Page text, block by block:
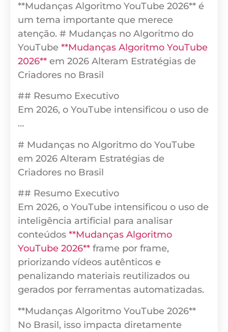
**Mudanças Algoritmo YouTube 2026** é
um tema importante que merece
atenção. # Mudanças no Algoritmo do
YouTube **Mudanças Algoritmo YouTube
2026** em 2026 Alteram Estratégias de
Criadores no Brasil
## Resumo Executivo
Em 2026, o YouTube intensificou o uso de
…
# Mudanças no Algoritmo do YouTube
em 2026 Alteram Estratégias de
Criadores no Brasil
## Resumo Executivo
Em 2026, o YouTube intensificou o uso de
inteligência artificial para analisar
conteúdos **Mudanças Algoritmo
YouTube 2026** frame por frame,
priorizando vídeos autênticos e
penalizando materiais reutilizados ou
gerados por ferramentas automatizadas.
**Mudanças Algoritmo YouTube 2026**
No Brasil, isso impacta diretamente